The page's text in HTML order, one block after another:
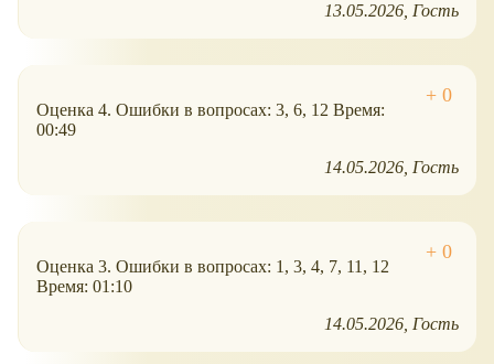
13.05.2026 Гость
Оценка 4. Ошибки в вопросах: 3, 6, 12 Время:
00:49
14.05.2026 Гость
Оценка 3. Ошибки в вопросах: 1, 3, 4, 7, 11, 12
Время: 01:10
14.05.2026 Гость